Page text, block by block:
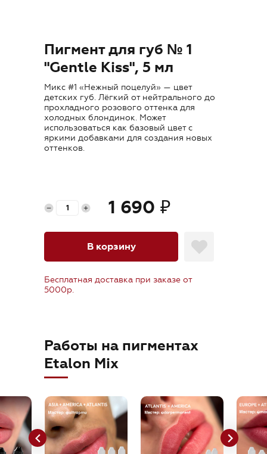
RU
Пигмент для губ № 1
"Gentle Kiss", 5 мл
Микс #1 «Нежный поцелуй» — цвет
детских губ. Лёгкий от нейтрального до
прохладного розового оттенка для
холодных блондинок. Может
использоваться как базовый цвет с
яркими добавками для создания новых
оттенков.
1 690 ₽
В корзину
Бесплатная доставка при заказе от
5000р.
Работы на пигментах
Etalon Mix